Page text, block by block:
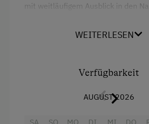
Brötchenservice
Geschirr vorhanden
mit weitläufigem Ausblick in den
Doppelbett (Kingsize)
Ausziehcouch
WEITERLESEN
Verfügbarkeit
AUGUST 2026
SA
SO
MO
DI
MI
DO